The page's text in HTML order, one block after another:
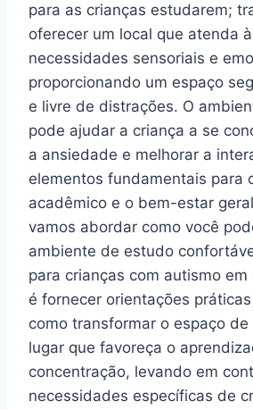
para as crianças estudarem;
oferecer um local que atenda
necessidades sensoriais e
proporcionando um espaço
e livre de distrações. O
pode ajudar a criança a se
a ansiedade e melhorar a
elementos fundamentais para
acadêmico e o bem-estar
vamos abordar como você
ambiente de estudo
para crianças com autismo
é fornecer orientações
como transformar o espaço
lugar que favoreça o
concentração, levando em
necessidades específicas de